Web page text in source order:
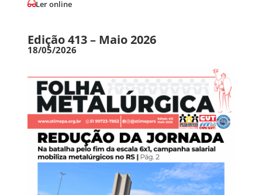
Ler online
Edição 413 – Maio 2026
18/05/2026